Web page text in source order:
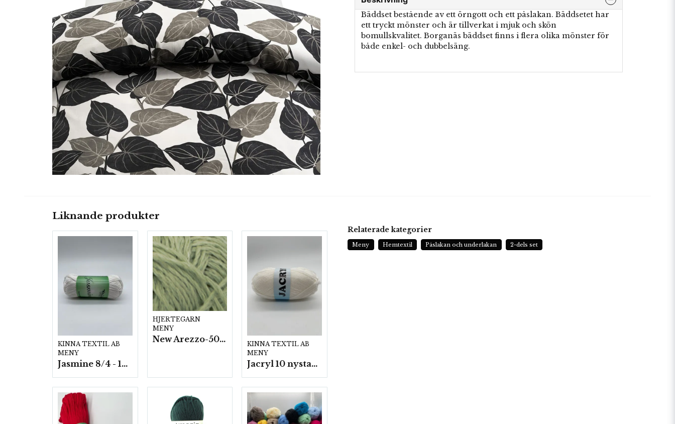
Bäddset bestående av ett örngott och ett påslakan. Bäddsetet har
ett tryckt mönster och är tillverkat i mjuk och skön
bomullskvalitet. Borganäs bäddset finns i flera olika mönster för
både enkel- och dubbelsäng.
Liknande produkter
KINNA TEXTIL AB
MENY
Jasmine 8/4 - 10 nystan a50g./fp.
HJERTEGARN
MENY
New Arezzo-50g./nyst. 10 st/fp.
KINNA TEXTIL AB
MENY
Jacryl 10 nystan a50g./fp.
Relaterade kategorier
Meny Hemtextil Påslakan och underlakan 2-dels set